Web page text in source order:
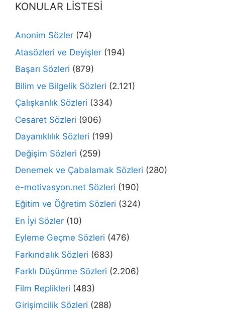
KONULAR LİSTESİ
Anonim Sözler (74)
Atasözleri ve Deyişler (194)
Başarı Sözleri (879)
Bilim ve Bilgelik Sözleri (2.121)
Çalışkanlık Sözleri (334)
Cesaret Sözleri (906)
Dayanıklılık Sözleri (199)
Değişim Sözleri (259)
Denemek ve Çabalamak Sözleri (280)
e-motivasyon.net Sözleri (190)
Eğitim ve Öğretim Sözleri (324)
En İyi Sözler (10)
Eyleme Geçme Sözleri (476)
Farkındalık Sözleri (683)
Farklı Düşünme Sözleri (2.206)
Film Replikleri (483)
Girişimcilik Sözleri (288)